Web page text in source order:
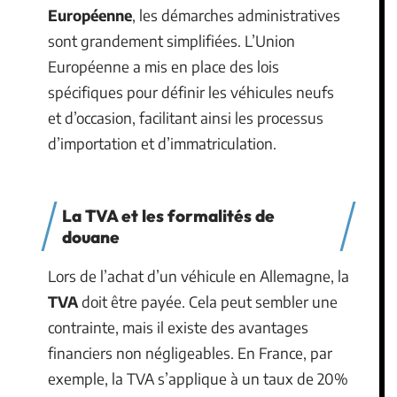
Européenne, les démarches administratives
sont grandement simplifiées. L’Union
Européenne a mis en place des lois
spécifiques pour définir les véhicules neufs
et d’occasion, facilitant ainsi les processus
d’importation et d’immatriculation.
La TVA et les formalités de
douane
Lors de l’achat d’un véhicule en Allemagne, la
TVAdoit être payée. Cela peut sembler une
contrainte, mais il existe des avantages
financiers non négligeables. En France, par
exemple, la TVA s’applique à un taux de 20%